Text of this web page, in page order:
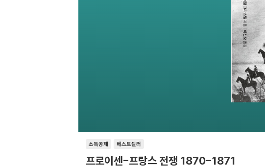
소득공제 베스트셀러
프로이센-프랑스 전쟁 1870-1871